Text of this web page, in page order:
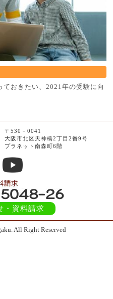
おきたい、2021年の受験に向
〒530－0041
大阪市北区天神橋2丁目2番9号
プラネット南森町6階
・資料請求
All Right Reserved